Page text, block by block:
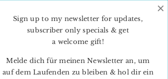
Sign up to my newsletter for updates,
subscriber only specials & get
a welcome gift!
Melde dich für meinen Newsletter an, um
auf dem Laufenden zu bleiben & hol dir ein
×